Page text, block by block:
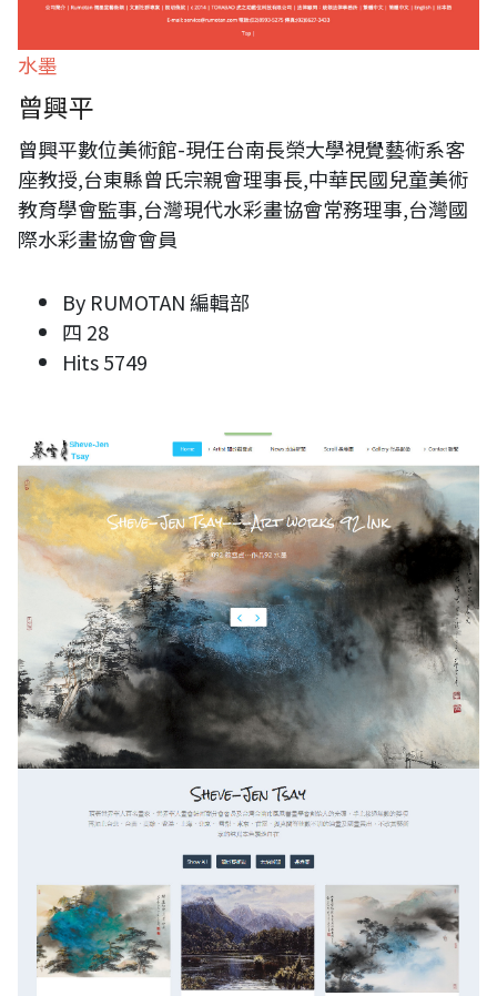
水墨
曾興平
曾興平數位美術館-現任台南長榮大學視覺藝術系客
座教授,台東縣曾氏宗親會理事長,中華民國兒童美術
教育學會監事,台灣現代水彩畫協會常務理事,台灣國
際水彩畫協會會員
By RUMOTAN 編輯部
四 28
Hits5749